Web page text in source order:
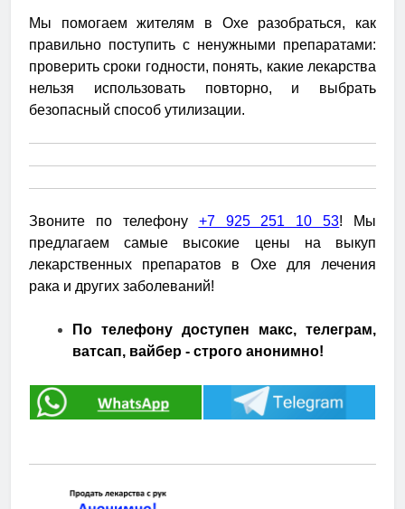
Мы помогаем жителям в Охе разобраться, как
правильно поступить с ненужными препаратами:
проверить сроки годности, понять, какие лекарства
нельзя использовать повторно, и выбрать
безопасный способ утилизации.
Звоните по телефону +7 925 251 10 53! Мы
предлагаем самые высокие цены на выкуп
лекарственных препаратов в Охе для лечения
рака и других заболеваний!
По телефону доступен макс, телеграм,
ватсап, вайбер - строго анонимно!